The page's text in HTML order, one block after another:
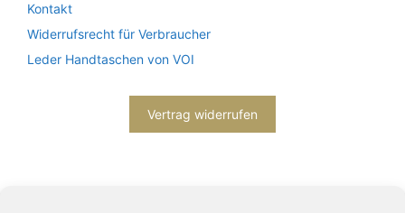
Kontakt
Widerrufsrecht für Verbraucher
Leder Handtaschen von VOI
Vertrag widerrufen